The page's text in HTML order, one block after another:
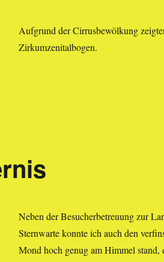
Aufgrund der Cirrusbewölkung
Zirkumzenitalbogen.
Neben der Besucherbetreuung zur
Sternwarte konnte ich auch den
Mond hoch genug am Himmel